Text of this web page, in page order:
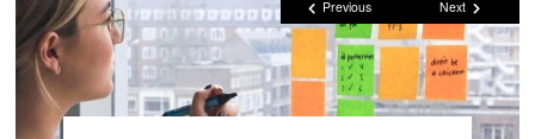
Previous Next